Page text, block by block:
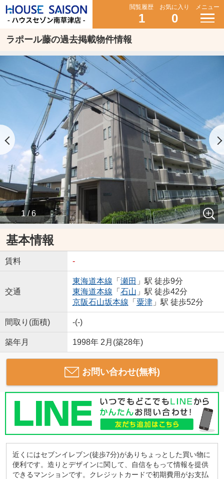
閲覧履歴
1
お気に入り
0
メニュー
ラポール藤の過去掲載物件情報
1 / 6
基本情報
賃料 -
交通
東海道本線 「 瀬田 」駅 徒歩9分
東海道本線 「 石山 」駅 徒歩42分
京阪石山坂本線 「 粟津」駅 徒歩52分
間取り(面積) -(-)
築年月 1998年 2月(築28年)
お問い合わせ(無料)
近くにはセブンイレブン(徒歩7分)がありちょっとした買い物に
便利です。造りとデザインに関して、自信をもって情報を提供
できるマンションです。クレジットカードで初期費用がお支払